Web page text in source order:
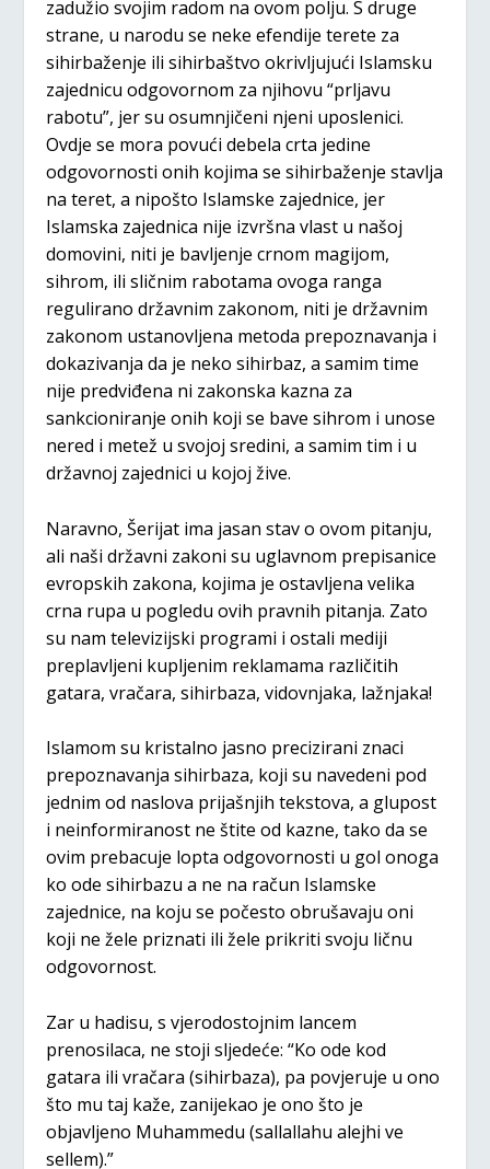
zadužio svojim radom na ovom polju. S druge
strane, u narodu se neke efendije terete za
sihirbaženje ili sihirbaštvo okrivljujući Islamsku
zajednicu odgovornom za njihovu “prljavu
rabotu”, jer su osumnjičeni njeni uposlenici.
Ovdje se mora povući debela crta jedine
odgovornosti onih kojima se sihirbaženje stavlja
na teret, a nipošto Islamske zajednice, jer
Islamska zajednica nije izvršna vlast u našoj
domovini, niti je bavljenje crnom magijom,
sihrom, ili sličnim rabotama ovoga ranga
regulirano državnim zakonom, niti je državnim
zakonom ustanovljena metoda prepoznavanja i
dokazivanja da je neko sihirbaz, a samim time
nije predviđena ni zakonska kazna za
sankcioniranje onih koji se bave sihrom i unose
nered i metež u svojoj sredini, a samim tim i u
državnoj zajednici u kojoj žive.
Naravno, Šerijat ima jasan stav o ovom pitanju,
ali naši državni zakoni su uglavnom prepisanice
evropskih zakona, kojima je ostavljena velika
crna rupa u pogledu ovih pravnih pitanja. Zato
su nam televizijski programi i ostali mediji
preplavljeni kupljenim reklamama različitih
gatara, vračara, sihirbaza, vidovnjaka, lažnjaka!
Islamom su kristalno jasno precizirani znaci
prepoznavanja sihirbaza, koji su navedeni pod
jednim od naslova prijašnjih tekstova, a glupost
i neinformiranost ne štite od kazne, tako da se
ovim prebacuje lopta odgovornosti u gol onoga
ko ode sihirbazu a ne na račun Islamske
zajednice, na koju se počesto obrušavaju oni
koji ne žele priznati ili žele prikriti svoju ličnu
odgovornost.
Zar u hadisu, s vjerodostojnim lancem
prenosilaca, ne stoji sljedeće: “Ko ode kod
gatara ili vračara (sihirbaza), pa povjeruje u ono
što mu taj kaže, zanijekao je ono što je
objavljeno Muhammedu (sallallahu alejhi ve
sellem).”